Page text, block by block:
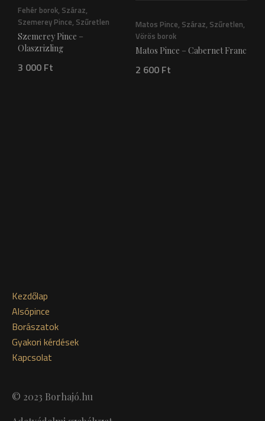
Fehér borok, Száraz,
Szemerey Pince, Szűretlen
Szemerey Pince –
Olaszrizling
3 000 Ft
Matos Pince, Száraz, Szűretlen,
Vörös borok
Matos Pince – Cabernet Franc
2 600 Ft
Kezdőlap
Alsópince
Borászatok
Gyakori kérdések
Kapcsolat
© 2023 Borhajó.hu